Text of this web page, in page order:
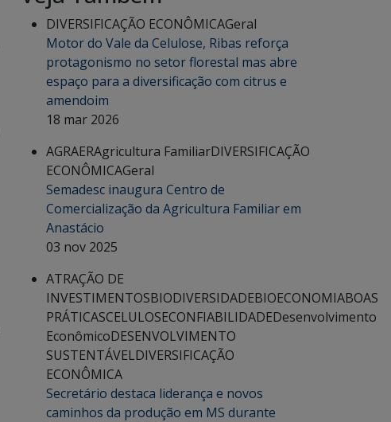
DIVERSIFICAÇÃO ECONÔMICAGeral
Motor do Vale da Celulose, Ribas reforça
protagonismo no setor florestal mas abre
espaço para a diversificação com citrus e
amendoim
18 mar 2026
AGRAERAgricultura FamiliarDIVERSIFICAÇÃO
ECONÔMICAGeral
Semadesc inaugura Centro de
Comercialização da Agricultura Familiar em
Anastácio
03 nov 2025
ATRAÇÃO DE
INVESTIMENTOSBIODIVERSIDADEBIOECONOMIABOAS
PRÁTICASCELULOSECONFIABILIDADEDesenvolvimento
EconômicoDESENVOLVIMENTO
SUSTENTÁVELDIVERSIFICAÇÃO
ECONÔMICA
Secretário destaca liderança e novos
caminhos da produção em MS durante